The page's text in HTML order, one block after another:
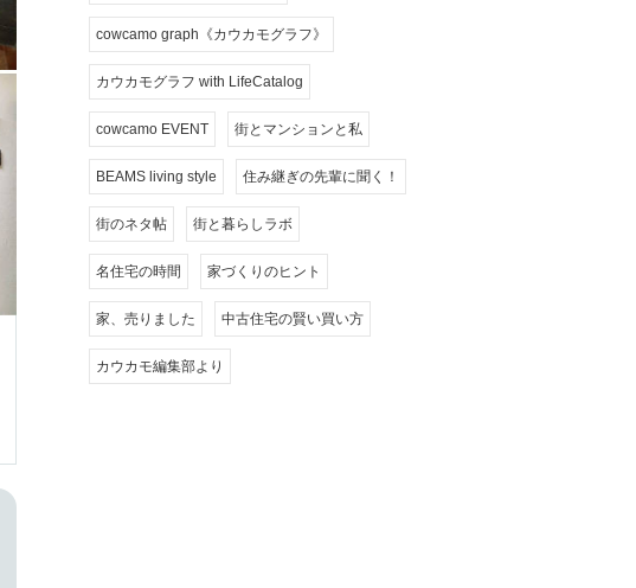
cowcamo graph《カウカモグラフ》
カウカモグラフ with LifeCatalog
cowcamo EVENT 街とマンションと私
BEAMS living style 住み継ぎの先輩に聞く！
街のネタ帖 街と暮らしラボ
名住宅の時間 家づくりのヒント
家、売りました 中古住宅の賢い買い方
カウカモ編集部より